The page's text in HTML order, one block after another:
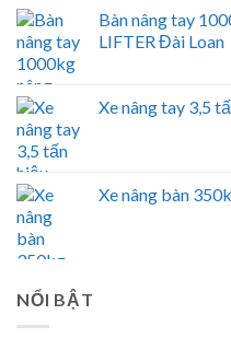
Bàn nâng tay
LIFTER Đài Loan
Xe nâng tay 3,5
Xe nâng bàn
NỔI BẬT